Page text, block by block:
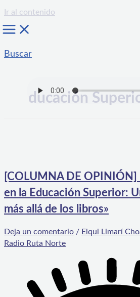
Ir al contenido
Buscar
ducación
[COLUMNA DE OPINIÓN]
en la Educación Superior:
más allá de los libros»
Deja un comentario / Elqui Limarí
Radio Ruta Norte